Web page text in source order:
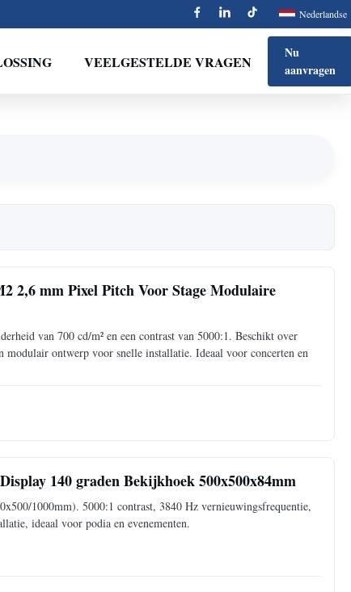
Nederlandse
VEELGESTELDE VRAGEN
Nu
aanvragen
2,6 mm Pixel Pitch Voor Stage Modulaire
van 700 cd/m² en een contrast van 5000:1. Beschikt over
ontwerp voor snelle installatie. Ideaal voor concerten en
140 graden Bekijkhoek 500x500x84mm
1000mm). 5000:1 contrast, 3840 Hz vernieuwingsfrequentie,
ideaal voor podia en evenementen.